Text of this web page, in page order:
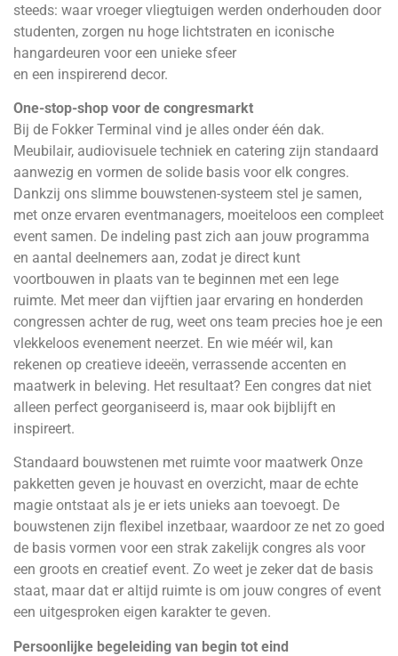
steeds: waar vroeger vliegtuigen werden onderhouden door
studenten, zorgen nu hoge lichtstraten en iconische
hangardeuren voor een unieke sfeer
en een inspirerend decor.
One-stop-shop voor de congresmarkt
Bij de Fokker Terminal vind je alles onder één dak.
Meubilair, audiovisuele techniek en catering zijn standaard
aanwezig en vormen de solide basis voor elk congres.
Dankzij ons slimme bouwstenen-systeem stel je samen,
met onze ervaren eventmanagers, moeiteloos een compleet
event samen. De indeling past zich aan jouw programma
en aantal deelnemers aan, zodat je direct kunt
voortbouwen in plaats van te beginnen met een lege
ruimte. Met meer dan vijftien jaar ervaring en honderden
congressen achter de rug, weet ons team precies hoe je een
vlekkeloos evenement neerzet. En wie méér wil, kan
rekenen op creatieve ideeën, verrassende accenten en
maatwerk in beleving. Het resultaat? Een congres dat niet
alleen perfect georganiseerd is, maar ook bijblijft en
inspireert.
Standaard bouwstenen met ruimte voor maatwerk Onze
pakketten geven je houvast en overzicht, maar de echte
magie ontstaat als je er iets unieks aan toevoegt. De
bouwstenen zijn flexibel inzetbaar, waardoor ze net zo goed
de basis vormen voor een strak zakelijk congres als voor
een groots en creatief event. Zo weet je zeker dat de basis
staat, maar dat er altijd ruimte is om jouw congres of event
een uitgesproken eigen karakter te geven.
Persoonlijke begeleiding van begin tot eind